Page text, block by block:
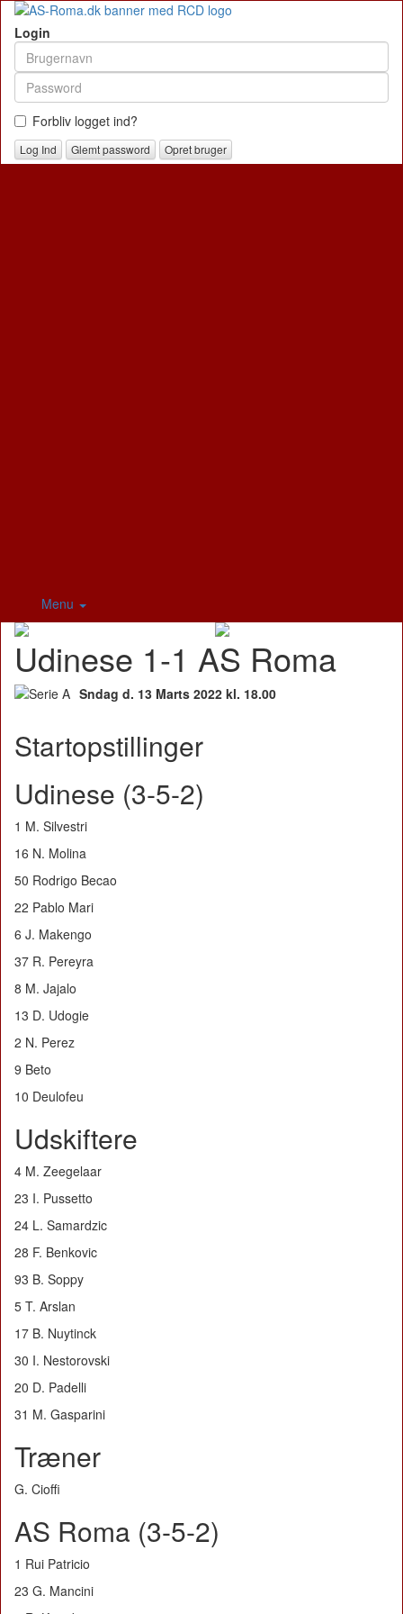
Login
Forbliv logget ind?
Glemt password Opret bruger
Menu
Udinese 1-1 AS Roma
Sndag d. 13 Marts 2022 kl. 18.00
Startopstillinger
Udinese (3-5-2)
1 M. Silvestri
16 N. Molina
50 Rodrigo Becao
22 Pablo Mari
6 J. Makengo
37 R. Pereyra
8 M. Jajalo
13 D. Udogie
2 N. Perez
9 Beto
10 Deulofeu
Udskiftere
4 M. Zeegelaar
23 I. Pussetto
24 L. Samardzic
28 F. Benkovic
93 B. Soppy
5 T. Arslan
17 B. Nuytinck
30 I. Nestorovski
20 D. Padelli
31 M. Gasparini
Træner
G. Cioffi
AS Roma (3-5-2)
1 Rui Patricio
23 G. Mancini